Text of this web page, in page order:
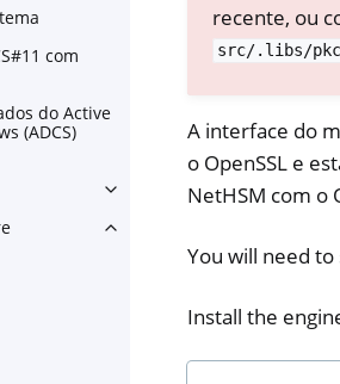
com
do Active
(ADCS)
Toggle navigation of
Toggle navigation of
recente, ou
src/.libs/
A interface do
o OpenSSL e
NetHSM com o
You will need
Install the